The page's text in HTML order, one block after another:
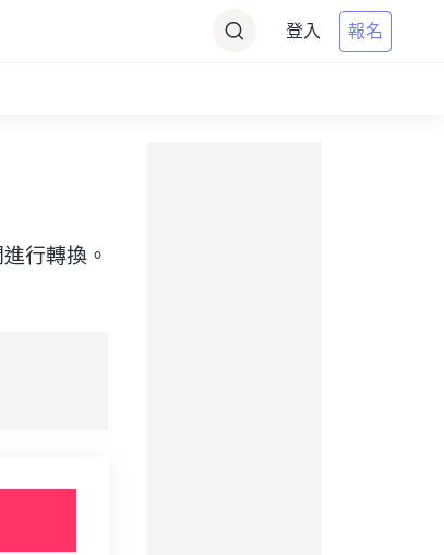
登入 報名
行轉換。